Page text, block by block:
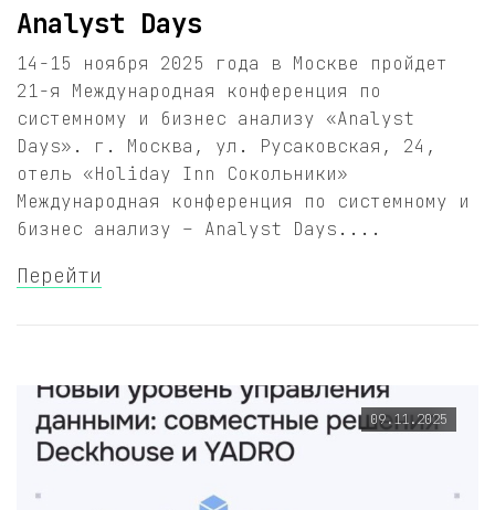
Analyst Days
14-15 ноября 2025 года в Москве пройдет
21-я Международная конференция по
системному и бизнес анализу «Analyst
Days». г. Москва, ул. Русаковская, 24,
отель «Holiday Inn Сокольники»
Международная конференция по системному и
бизнес анализу – Analyst Days....
Перейти
09.11.2025